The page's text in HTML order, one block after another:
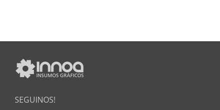
SEGUINOS!